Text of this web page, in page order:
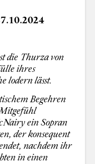
die Thurza von
ihres
lodern lässt.
Begehren
ein Sopran
der konsequent
nachdem ihr
in einen